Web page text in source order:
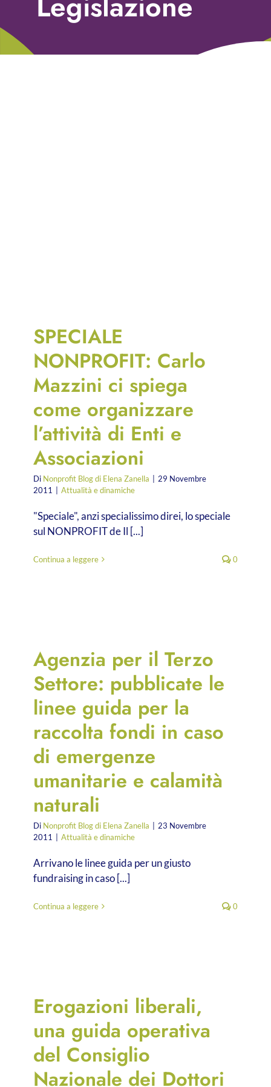
Fundraising Academy
SPECIALE
NONPROFIT: Carlo
Mazzini ci spiega
come organizzare
l’attività di Enti e
Associazioni
Di Nonprofit Blog di Elena Zanella
29 Novembre
2011
Attualità e dinamiche
"Speciale", anzi specialissimo direi, lo speciale
sul NONPROFIT de Il [...]
Continua a leggere 0
Agenzia per il Terzo
Settore: pubblicate le
linee guida per la
raccolta fondi in caso
di emergenze
umanitarie e calamità
naturali
Di Nonprofit Blog di Elena Zanella
23 Novembre
2011
Attualità e dinamiche
Arrivano le linee guida per un giusto
fundraising in caso [...]
Continua a leggere 0
Erogazioni liberali,
una guida operativa
del Consiglio
Nazionale dei Dottori